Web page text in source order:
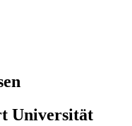
Universität